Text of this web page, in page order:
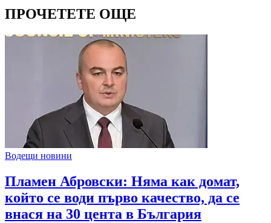
ПРОЧЕТЕТЕ ОЩЕ
Водещи новини
Пламен Абровски: Няма как домат,
който се води първо качество, да се
внася на 30 цента в България